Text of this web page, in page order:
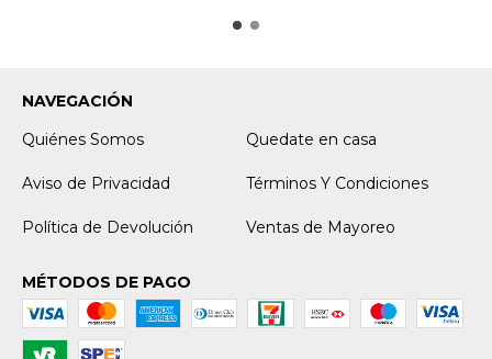
NAVEGACIÓN
Quiénes Somos
Quedate en casa
Aviso de Privacidad Términos Y Condiciones
Política de Devolución Ventas de Mayoreo
MÉTODOS DE PAGO